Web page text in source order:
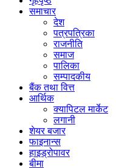
समाचार
देश
पत्रपत्रिका
राजनीति
समाज
पालिका
सम्पादकीय
बैंक तथा वित्त
आर्थिक
क्यापिटल मार्केट
लगानी
शेयर बजार
फाइनान्स
हाइड्रोपावर
बीमा